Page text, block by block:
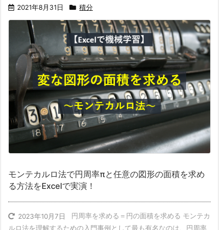
2021年8月31日 積分
モンテカルロ法で円周率πと任意の図形の面積を求め
る方法をExcelで実演！
2023年10月7日
円周率を求める＝円の面積を求める モンテカ
ルロ法を理解するための入門事例として最も有名なのは、円周率